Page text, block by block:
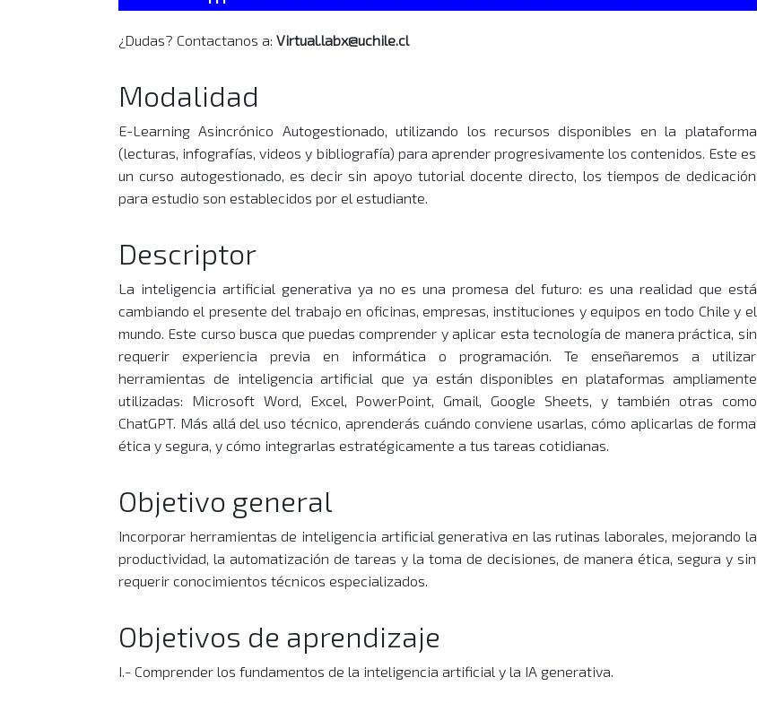
¿Dudas? Contactanos a: Virtual.labx@uchile.cl
Modalidad
E-Learning Asincrónico Autogestionado, utilizando los recursos disponibles en la plataforma
(lecturas, infografías, videos y bibliografía) para aprender progresivamente los contenidos. Este es
un curso autogestionado, es decir sin apoyo tutorial docente directo, los tiempos de dedicación
para estudio son establecidos por el estudiante.
Descriptor
La inteligencia artificial generativa ya no es una promesa del futuro: es una realidad que está
cambiando el presente del trabajo en oficinas, empresas, instituciones y equipos en todo Chile y el
mundo. Este curso busca que puedas comprender y aplicar esta tecnología de manera práctica, sin
requerir experiencia previa en informática o programación. Te enseñaremos a utilizar
herramientas de inteligencia artificial que ya están disponibles en plataformas ampliamente
utilizadas: Microsoft Word, Excel, PowerPoint, Gmail, Google Sheets, y también otras como
ChatGPT. Más allá del uso técnico, aprenderás cuándo conviene usarlas, cómo aplicarlas de forma
ética y segura, y cómo integrarlas estratégicamente a tus tareas cotidianas.
Objetivo general
Incorporar herramientas de inteligencia artificial generativa en las rutinas laborales, mejorando la
productividad, la automatización de tareas y la toma de decisiones, de manera ética, segura y sin
requerir conocimientos técnicos especializados.
Objetivos de aprendizaje
I.- Comprender los fundamentos de la inteligencia artificial y la IA generativa.